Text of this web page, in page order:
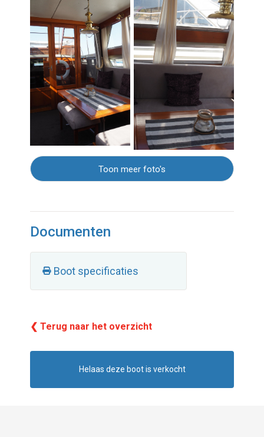
Toon meer foto's
Documenten
Boot specificaties
❮ Terug naar het overzicht
Helaas deze boot is verkocht